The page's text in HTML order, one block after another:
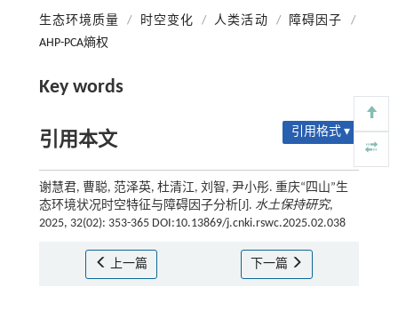
生态环境质量 / 时空变化 / 人类活动 / 障碍因子
/
AHP-PCA熵权
Key words
引用本文 引用格式 ▾
谢慧君, 曹聪, 范泽英, 杜清江, 刘智, 尹小彤. 重庆“四山”生
态环境状况时空特征与障碍因子分析[J]. 水土保持研究,
2025, 32(02): 353-365 DOI:10.13869/j.cnki.rswc.2025.02.038
上一篇 下一篇